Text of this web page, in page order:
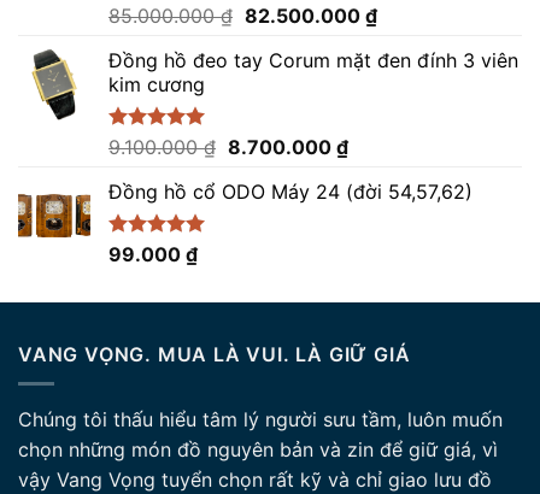
Được xếp
5 sao
85.000.000₫ Giá
là:
82.500.000 ₫Giá
tại
Đồng hồ đeo tay Corum mặt đen đính 3 viên
kim cương
Được xếp
5 sao
9.100.000₫ Giá
là:
8.700.000 ₫Giá
tại
Đồng hồ cổ ODO Máy 24 (đời 54,57,62)
Được xếp
5.00
99.000 ₫
VANG VỌNG. MUA LÀ VUI. LÀ GIỮ GIÁ
Chúng tôi thấu hiểu tâm lý người sưu tầm, luôn muốn
chọn những món đồ nguyên bản và zin để giữ giá, vì
vậy Vang Vọng tuyển chọn rất kỹ và chỉ giao lưu đồ